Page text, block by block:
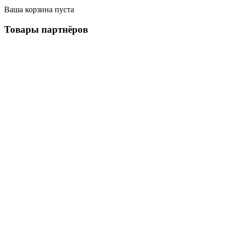
Ваша корзина пуста
Товары партнёров